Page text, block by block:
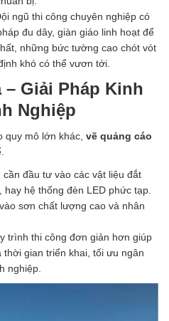
ngũ thi công chuyên nghiệp có
đu dây, giàn giáo linh hoạt để
những bức tường cao chót vót
khó có thể vươn tới.
– Giải Pháp Kinh
Nghiệp
quy mô lớn khác, vẽ quảng cáo
cần đầu tư vào các vật liệu đắt
hệ thống đèn LED phức tạp.
sơn chất lượng cao và nhân
trình thi công đơn giản hơn giúp
gian triển khai, tối ưu ngân
nghiệp.